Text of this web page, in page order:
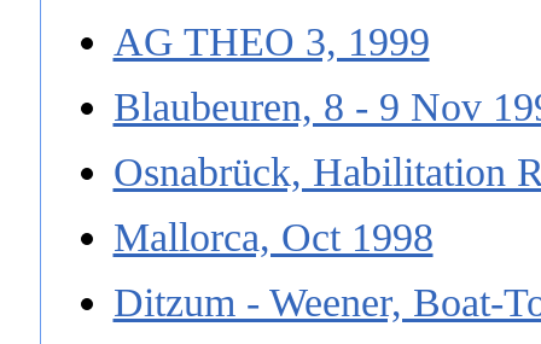
AG THEO 3, 1999
Blaubeuren, 8 - 9 Nov
Osnabrück, Habilitation
Mallorca, Oct 1998
Ditzum - Weener, Boat-